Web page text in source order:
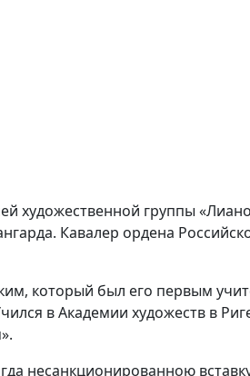
художественной группы
Кавалер ордена
который был его первым
в Академии художеств в
несанкционированною